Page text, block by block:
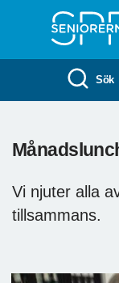
Sök
Vi njuter alla
tillsammans.